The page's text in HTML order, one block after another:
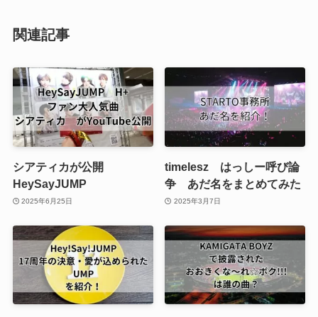
関連記事
シアティカが公開
HeySayJUMP
2025年6月25日
timelesz はっしー呼び論
争 あだ名をまとめてみた
2025年3月7日